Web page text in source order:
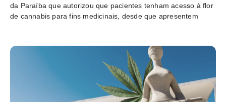
da Paraíba que autorizou que pacientes tenham acesso à flor
de cannabis para fins medicinais, desde que apresentem